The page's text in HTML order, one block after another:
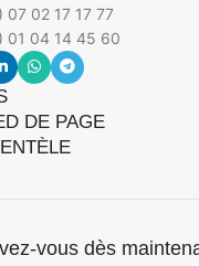
07 02 17 17 77
01 04 14 45 60
DE PAGE
vous dès